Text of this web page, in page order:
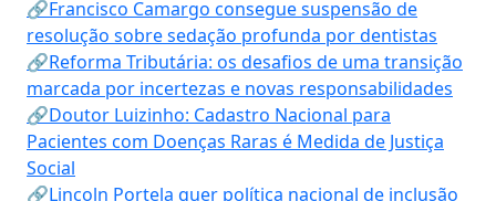
🔗Francisco Camargo consegue suspensão de
resolução sobre sedação profunda por dentistas
🔗Reforma Tributária: os desafios de uma transição
marcada por incertezas e novas responsabilidades
🔗Doutor Luizinho: Cadastro Nacional para
Pacientes com Doenças Raras é Medida de Justiça
Social
🔗Lincoln Portela quer política nacional de inclusão